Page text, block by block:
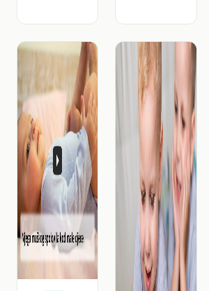
kože i
dugoročne
rizike
dječju
kožuS
dolaskom
sunčanih
dana,
često se
ističe
potreba za
zaštitom
sunčevog
zračenja,
posebno
ultraljubičastog
(UV)
zračenj